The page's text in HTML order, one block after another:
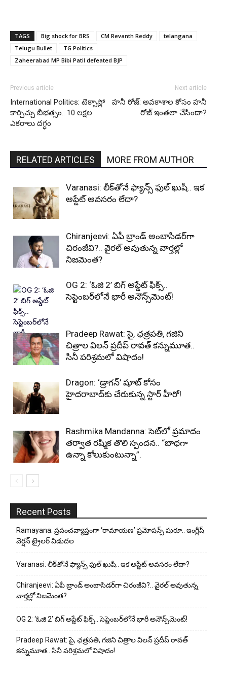
TAGS Big shock for BRS CM Revanth Reddy
telangana
Telugu Bullet
TG Politics
Zaheerabad MP Bibi Patil defeated BJP
Previous article
International Politics: టెక్సాస్లో
కార్చిచ్చు బీభత్సం.. 10 లక్షల
ఎకరాలు దగ్ధం
Next article
హనీ రోజ్: అవకాశాల కోసం హనీ
రోజ్ ఇంతలా చేసిందా?
RELATED ARTICLES MORE FROM AUTHOR
Varanasi: లీక్‌తోనే ఫ్యాన్స్ ఫుల్ ఖుషీ.. ఇక
అప్డేట్ అవసరం లేదా?
Chiranjeevi: ఏపీ బ్రాండ్ అంబాసిడర్‌గా
చిరంజీవి?.. వైరల్ అవుతున్న వార్తల్లో
నిజమెంత?
OG 2: ‘ఓజి 2’ బిగ్ అప్డేట్ ఫిక్స్..
సెప్టెంబర్‌లోనే భారీ అనౌన్స్‌మెంట్!
Pradeep Rawat: సై, ఛత్రపతి, గజిని
చిత్రాల విలన్ ప్రదీప్ రావత్ కన్నుమూత..
సినీ పరిశ్రమలో విషాదం!
Dragon: ‘డ్రాగన్’ షూట్ కోసం
హైదరాబాద్‌కు చేరుకున్న స్టార్ హీరో!
Rashmika Mandanna: సెట్‌లో ప్రమాదం
తర్వాత రష్మిక తొలి స్పందన.. “బాధగా
ఉన్నా కోలుకుంటున్నా”.
Recent Posts
Ramayana: ప్రపంచవ్యాప్తంగా ‘రామాయణ’ ప్రమోషన్స్ షురూ.. ఇంగ్లీష్
వెర్షన్ ట్రైలర్ విడుదల
Varanasi: లీక్‌తోనే ఫ్యాన్స్ ఫుల్ ఖుషీ.. ఇక అప్డేట్ అవసరం లేదా?
Chiranjeevi: ఏపీ బ్రాండ్ అంబాసిడర్‌గా చిరంజీవి?.. వైరల్ అవుతున్న
వార్తల్లో నిజమెంత?
OG 2: ‘ఓజి 2’ బిగ్ అప్డేట్ ఫిక్స్.. సెప్టెంబర్‌లోనే భారీ అనౌన్స్‌మెంట్!
Pradeep Rawat: సై, ఛత్రపతి, గజిని చిత్రాల విలన్ ప్రదీప్ రావత్
కన్నుమూత.. సినీ పరిశ్రమలో విషాదం!